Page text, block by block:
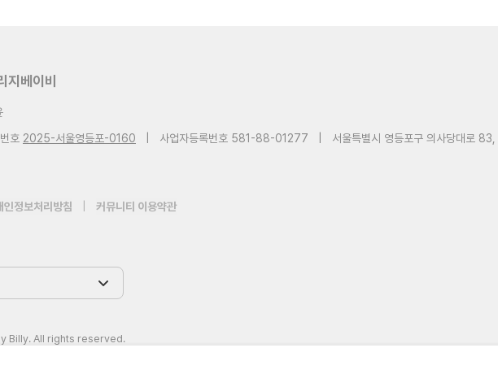
지베이비
호 2025-서울영등포-0160 사업자등록번호 581-88-01277
서울특별시 영등포구 의사당대로
인정보처리방침 커뮤니티 이용약관
Billy. All rights reserved.